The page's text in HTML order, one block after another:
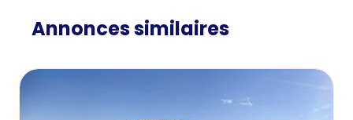
Annonces similaires